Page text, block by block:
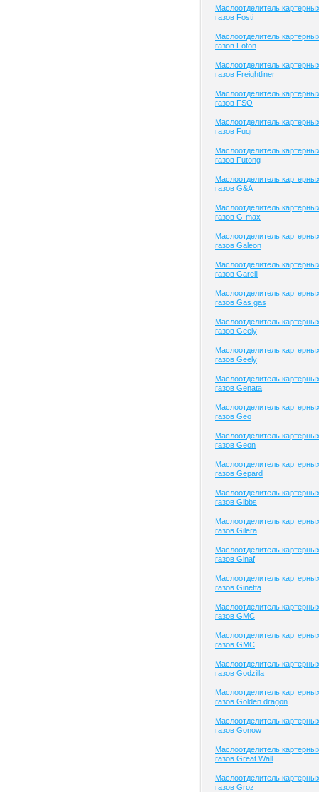
Маслоотделитель
газов Fosti
Маслоотделитель
газов Foton
Маслоотделитель
газов Freightliner
Маслоотделитель
газов FSO
Маслоотделитель
газов Fuqi
Маслоотделитель
газов Futong
Маслоотделитель
газов G&A
Маслоотделитель
газов G-max
Маслоотделитель
газов Galeon
Маслоотделитель
газов Garelli
Маслоотделитель
газов Gas gas
Маслоотделитель
газов Geely
Маслоотделитель
газов Geely
Маслоотделитель
газов Genata
Маслоотделитель
газов Geo
Маслоотделитель
газов Geon
Маслоотделитель
газов Gepard
Маслоотделитель
газов Gibbs
Маслоотделитель
газов Gilera
Маслоотделитель
газов Ginaf
Маслоотделитель
газов Ginetta
Маслоотделитель
газов GMC
Маслоотделитель
газов GMC
Маслоотделитель
газов Godzilla
Маслоотделитель
газов Golden dragon
Маслоотделитель
газов Gonow
Маслоотделитель
газов Great Wall
Маслоотделитель
газов Groz